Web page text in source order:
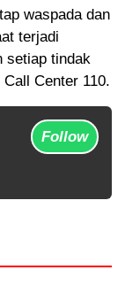
waspada dan
terjadi
setiap tindak
Center 110.
Follow